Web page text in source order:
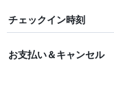
チェックイン時刻
お支払い＆キャンセル